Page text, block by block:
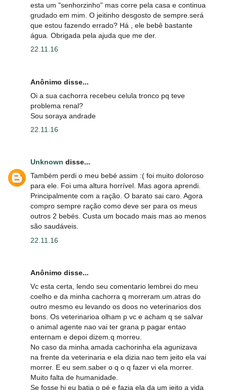
esta um "senhorzinho" mas corre pela casa e continua
grudado em mim. O jeitinho desgosto de sempre.será
que estou fazendo errado? Há , ele bebê bastante
água. Obrigada pela ajuda que me der.
22.11.16
Anônimo disse...
Oi a sua cachorra recebeu celula tronco pq teve
problema renal?
Sou soraya andrade
22.11.16
Unknown disse...
Também perdi o meu bebé assim :( foi muito doloroso
para ele. Foi uma altura horrível. Mas agora aprendi.
Principalmente com a ração. O barato sai caro. Agora
compro sempre ração como deve ser para os meus
outros 2 bebés. Custa um bocado mais mas ao menos
são saudáveis.
22.11.16
Anônimo disse...
Vc esta certa, lendo seu comentario lembrei do meu
coelho e da minha cachorra q morreram.um.atras do
outro mesmo eu levando os doos no veterinarios dos
bons. Os veterinarioa olham p vc e acham q se salvar
o animal agente nao vai ter grana p pagar entao
enternam e depoi dizem.q morreu.
No caso da minha amada cachorinha ela agunizava
na frente da veterinaria e ela dizia nao tem jeito ela vai
morrer. E eu sem.saber o q o q fazer vi ela morrer.
Muito falta de humanidade.
Se fosse hj eu batia o pé e fazia ela da um jeito a vida